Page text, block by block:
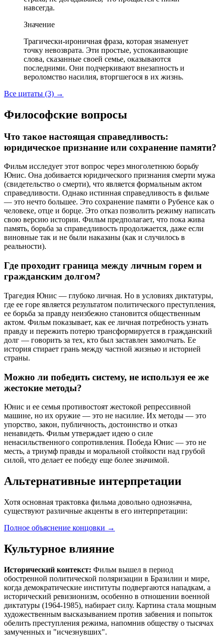
навсегда.
Значение
Трагически-ироничная фраза, которая знаменует
точку невозврата. Эти простые, успокаивающие
слова, сказанные своей семье, оказываются
последними. Они подчеркивают внезапность и
вероломство насилия, вторгшегося в их жизнь.
Все цитаты (3) →
Философские вопросы
Что такое настоящая справедливость:
юридическое признание или сохранение памяти?
Фильм исследует этот вопрос через многолетнюю борьбу
Юнис. Она добивается юридического признания смерти мужа
(свидетельство о смерти), что является формальным актом
справедливости. Однако истинная справедливость в фильме
— это нечто большее. Это сохранение памяти о Рубенсе как о
человеке, отце и борце. Это отказ позволить режиму написать
свою версию истории. Фильм предполагает, что пока жива
память, борьба за справедливость продолжается, даже если
виновные так и не были наказаны (как и случилось в
реальности).
Где проходит граница между личным горем и
гражданским долгом?
Трагедия Юнис — глубоко личная. Но в условиях диктатуры,
где ее горе является результатом политического преступления,
ее борьба за правду неизбежно становится общественным
актом. Фильм показывает, как ее личная потребность узнать
правду и пережить потерю трансформируется в гражданский
долг — говорить за тех, кто был заставлен замолчать. Ее
история стирает грань между частной жизнью и историей
страны.
Можно ли победить систему, не используя ее же
жестокие методы?
Юнис и ее семья противостоят жестокой репрессивной
машине, но их оружие — это не насилие. Их методы — это
упорство, закон, публичность, достоинство и отказ
ненавидеть. Фильм утверждает идею о силе
ненасильственного сопротивления. Победа Юнис — это не
месть, а триумф правды и моральной стойкости над грубой
силой, что делает ее победу еще более значимой.
Альтернативные интерпретации
Хотя основная трактовка фильма довольно однозначна,
существуют различные акценты в его интерпретации:
Полное объяснение концовки →
Культурное влияние
Исторический контекст: Фильм вышел в период
обостренной политической поляризации в Бразилии и мире,
когда демократические институты подвергаются нападкам, а
исторический ревизионизм, особенно в отношении военной
диктатуры (1964-1985), набирает силу. Картина стала мощным
художественным высказыванием против забвения и попыток
обелить преступления режима, напомнив обществу о тысячах
замученных и "исчезнувших".